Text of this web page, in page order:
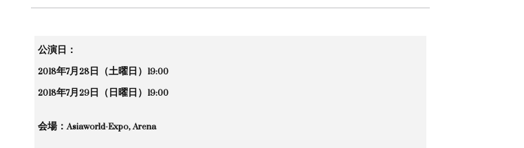
公演日：
2018年7月28日（土曜日）19:00
2018年7月29日（日曜日）19:00
会場：Asiaworld-Expo, Arena